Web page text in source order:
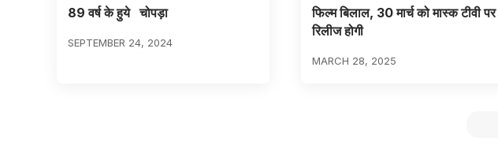
89 वर्ष के हुये चोपड़ा
SEPTEMBER 24, 2024
फिल्म बिलाल, 30 मार्च को मास्क टीवी पर
रिलीज होगी
MARCH 28, 2025